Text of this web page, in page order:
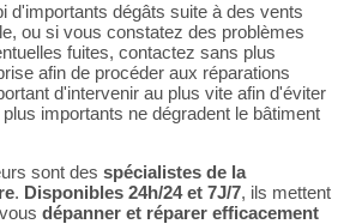
d'importants dégâts suite à des vents
ou si vous constatez des problèmes
fuites, contactez sans plus
afin de procéder aux réparations
d'intervenir au plus vite afin d'éviter
importants ne dégradent le bâtiment
sont des spécialistes de la
. Disponibles 24h/24 et 7J/7, ils mettent
dépanner et réparer efficacement